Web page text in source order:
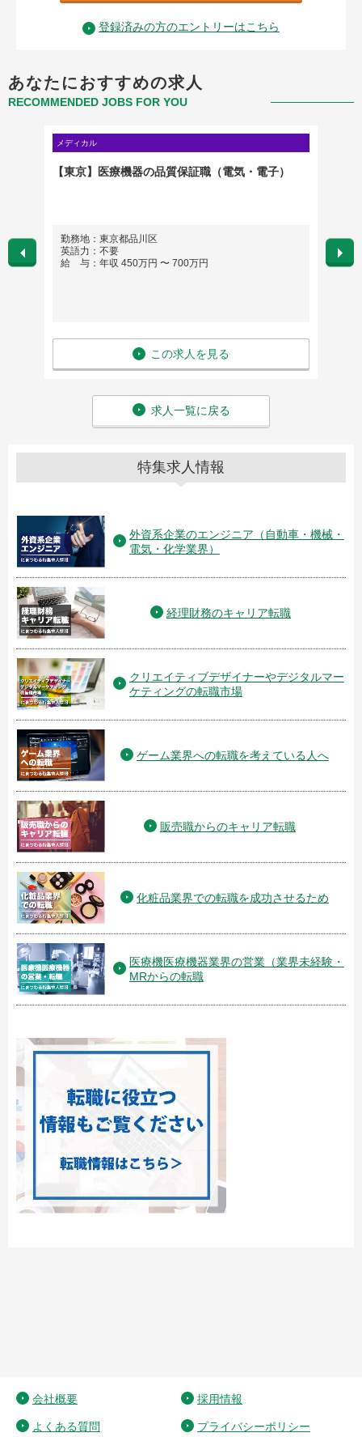
登録済みの方のエントリーはこちら
あなたにおすすめの求人
RECOMMENDED JOBS FOR YOU
と
メディカル
【東京】医療機器の品質保証職（電気・電子）
勤務地：東京都品川区
英語力：不要
給 与：年収 450万円 〜 700万円
この求人を見る
勤務
英語
給
求人一覧に戻る
特集求人情報
外資系企業のエンジニア（自動車・機械・
電気・化学業界）
経理財務のキャリア転職
クリエイティブデザイナーやデジタルマー
ケティングの転職市場
ゲーム業界への転職を考えている人へ
販売職からのキャリア転職
化粧品業界での転職を成功させるため
医療機医療機器業界の営業（業界未経験・
MRからの転職
会社概要 採用情報
よくある質問 プライバシーポリシー